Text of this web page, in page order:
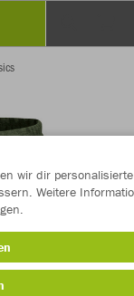
wir dir personalisierte
Weitere